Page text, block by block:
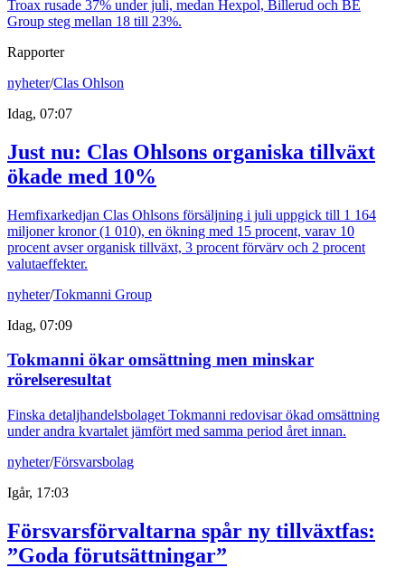
Troax rusade 37% under juli, medan Hexpol, Billerud och BE
Group steg mellan 18 till 23%.
Rapporter
nyheter/Clas Ohlson
Idag, 07:07
Just nu: Clas Ohlsons organiska tillväxt
ökade med 10%
Hemfixarkedjan Clas Ohlsons försäljning i juli uppgick till 1 164
miljoner kronor (1 010), en ökning med 15 procent, varav 10
procent avser organisk tillväxt, 3 procent förvärv och 2 procent
valutaeffekter.
nyheter/Tokmanni Group
Idag, 07:09
Tokmanni ökar omsättning men minskar
rörelseresultat
Finska detaljhandelsbolaget Tokmanni redovisar ökad omsättning
under andra kvartalet jämfört med samma period året innan.
nyheter/Försvarsbolag
Igår, 17:03
Försvarsförvaltarna spår ny tillväxtfas:
”Goda förutsättningar”